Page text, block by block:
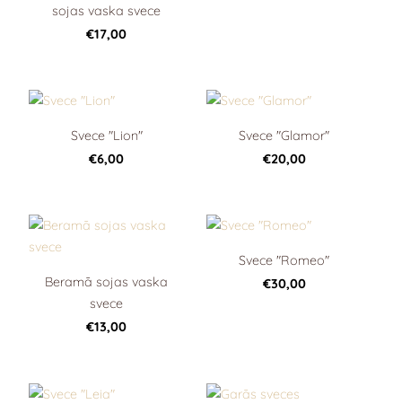
sojas vaska svece
€17,00
Svece "Lion"
€6,00
Svece "Glamor"
€20,00
Beramā sojas vaska
svece
€13,00
Svece "Romeo"
€30,00